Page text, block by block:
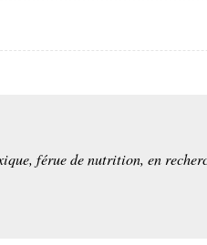
férue de nutrition, en